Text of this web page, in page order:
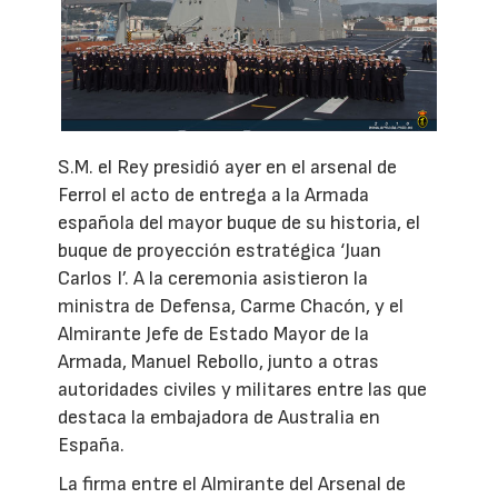
S.M. el Rey presidió ayer en el arsenal de
Ferrol el acto de entrega a la Armada
española del mayor buque de su historia, el
buque de proyección estratégica ‘Juan
Carlos I’. A la ceremonia asistieron la
ministra de Defensa, Carme Chacón, y el
Almirante Jefe de Estado Mayor de la
Armada, Manuel Rebollo, junto a otras
autoridades civiles y militares entre las que
destaca la embajadora de Australia en
España.
La firma entre el Almirante del Arsenal de